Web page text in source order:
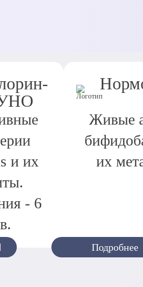
и их
- 6
Подробнее
Живые
их